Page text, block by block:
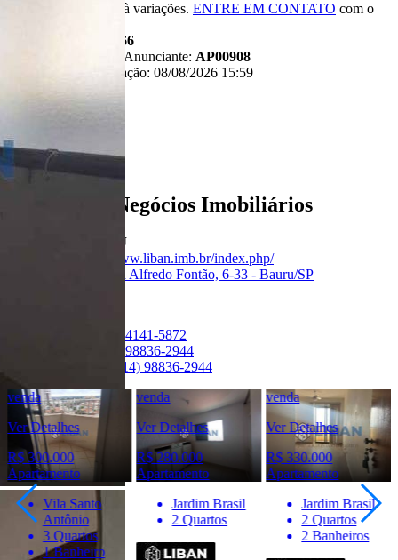
*Valor sujeito à variações. ENTRE EM CONTATO com o
481266
Referência do Anunciante: AP00908
Última atualização: 08/08/2026 15:59
Anunciante
Liban - Negócios Imobiliários
33006-J
https://www.liban.imb.br/index.php/
Rua Alfredo Fontão, 6-33 - Bauru/SP
(14) 4141-5872
(14) 98836-2944
(14) 98836-2944
venda
Ver Detalhes
R$ 300.000
Apartamento
Vila Santo
Antônio
3 Quartos
1 Banheiro
venda
Ver Detalhes
R$ 280.000
Apartamento
Jardim Brasil
2 Quartos
venda
Ver Detalhes
R$ 330.000
Apartamento
Jardim Brasil
2 Quartos
2 Banheiros